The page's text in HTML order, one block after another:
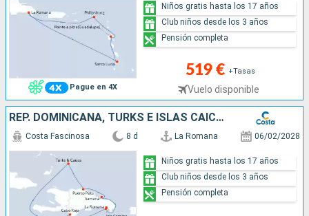
Pague en 4X
519 € +Tasas
Vuelo disponible
Niños gratis hasta los 17 años
Club niños desde los 3 años
Pensión completa
REP. DOMINICANA, TURKS E ISLAS CAICOS
Costa Fascinosa 8 d La Romana 06/02/2028
Niños gratis hasta los 17 años
Club niños desde los 3 años
Pensión completa